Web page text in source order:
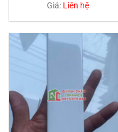
Giá: Liên hệ